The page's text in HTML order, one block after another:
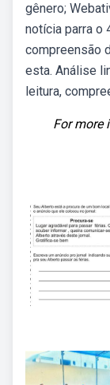
gênero;
notícia parra o
compreensão
esta. Análise
leitura,
For more